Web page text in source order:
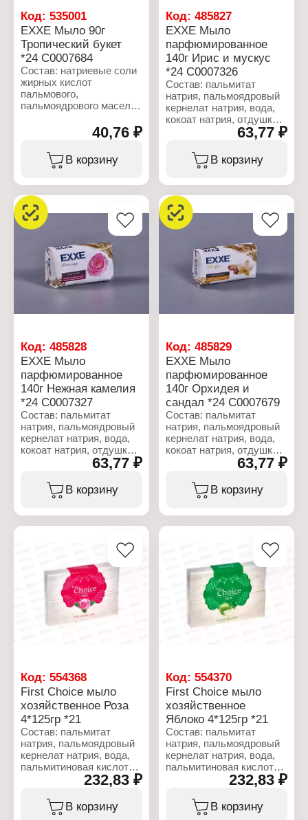
Код: 535001
EXXE Мыло 90г
Тропический букет
*24 С0007684
Состав: натриевые соли
жирных кислот
пальмового,
пальмоядрового масел,
кокосового масла,
отдушка, хлорид натрия,
глицерин, тетранатрий
кислота, жидкий
парафин, диоксид
титана, цетеариловый
спирт, хлорид
Характеристики:
Бренд: EXXE
Тип товара:
Косметическое мыло
букет"
40,76 ₽
В корзину
Код:485827
EXXE Мыло
парфюмированное
140г Ирис и мускус
*24 С0007326
Состав: пальмитат
натрия, пальмоядровый
кернелат натрия, вода,
кокоат натрия, отдушка,
хлорид натрия, глицерин,
тетранатриевая соль
ЭДТА, этидроновая
кислота, вазелиновое
Характеристики:
Бренд: EXXE
Тип товара: Туалетное
Название: "Sweet
dreams"
Особенность:
парфюмированное
Аромат: ирис и мускус
63,77 ₽
В корзину
Код: 485828
EXXE Мыло
парфюмированное
140г Нежная камелия
*24 С0007327
Состав: пальмитат
натрия, пальмоядровый
кернелат натрия, вода,
кокоат натрия, отдушка,
хлорид натрия, глицерин,
тетранатриевая соль
ЭДТА, этидроновая
кислота, вазелиновое
Название: "Aroma magic"
Особенность:
парфюмированное
Аромат: розовая камелия
63,77 ₽
В корзину
Код:485829
EXXE Мыло
парфюмированное
140г Орхидея и
сандал *24 С0007679
Состав: пальмитат
натрия, пальмоядровый
кернелат натрия, вода,
кокоат натрия, отдушка,
хлорид натрия, глицерин,
тетранатриевая соль
ЭДТА, этидроновая
кислота, вазелиновое
Тип товара: Туалетное
мыло
Название: "Silk effect"
Особенность:
парфюмированное
Аромат: орхидея и
сандал
63,77 ₽
В корзину
Код: 554368
First Choice мыло
хозяйственное Роза
4*125гр *21
Состав: пальмитат
натрия, пальмоядровый
кернелат натрия, вода,
пальмитиновая кислота,
парфюмерная
композиция, глицерин,
хлорид натрия, кокамид
ДЭА, диоксид титана,
232,83 ₽
В корзину
Код:554370
First Choice мыло
хозяйственное
Яблоко 4*125гр *21
Состав: пальмитат
натрия, пальмоядровый
кернелат натрия, вода,
пальмитиновая кислота,
парфюмерная
композиция, глицерин,
хлорид натрия, кокамид
ДЭА, диоксид титана,
232,83 ₽
В корзину